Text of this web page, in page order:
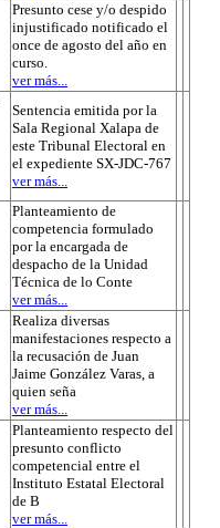
Presunto cese y/o despido
injustificado notificado el
once de agosto del año en
curso.
ver más...
Sentencia emitida por la
Sala Regional Xalapa de
este Tribunal Electoral en
el expediente SX-JDC-767
ver más...
Planteamiento de
competencia formulado
por la encargada de
despacho de la Unidad
Técnica de lo Conte
ver más...
Realiza diversas
manifestaciones respecto a
la recusación de Juan
Jaime González Varas, a
quien seña
ver más...
Planteamiento respecto del
presunto conflicto
competencial entre el
Instituto Estatal Electoral
de B
ver más...